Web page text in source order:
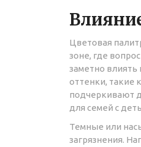
Цветовая
зоне, где
заметно
оттенки, такие
подчеркивают
для семей с
Темные или
загрязнения.